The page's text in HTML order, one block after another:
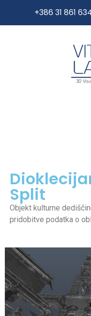
+386 31 861
Split
Objekt kulturne
pridobitve podatka o